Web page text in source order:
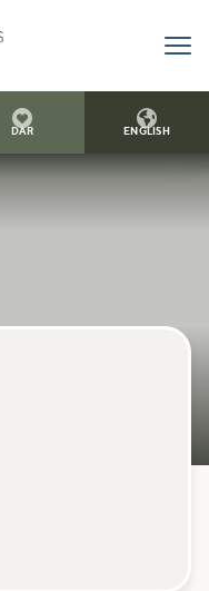

DAR

ENGLISH